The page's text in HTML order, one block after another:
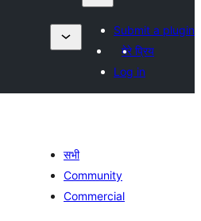
Submit a plugin
मेरे प्रिय
Log in
सभी
Community
Commercial